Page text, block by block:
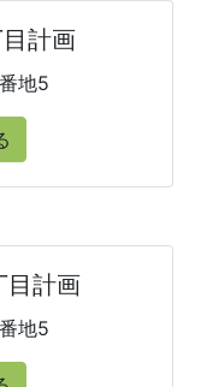
計画
地5
計画
地5